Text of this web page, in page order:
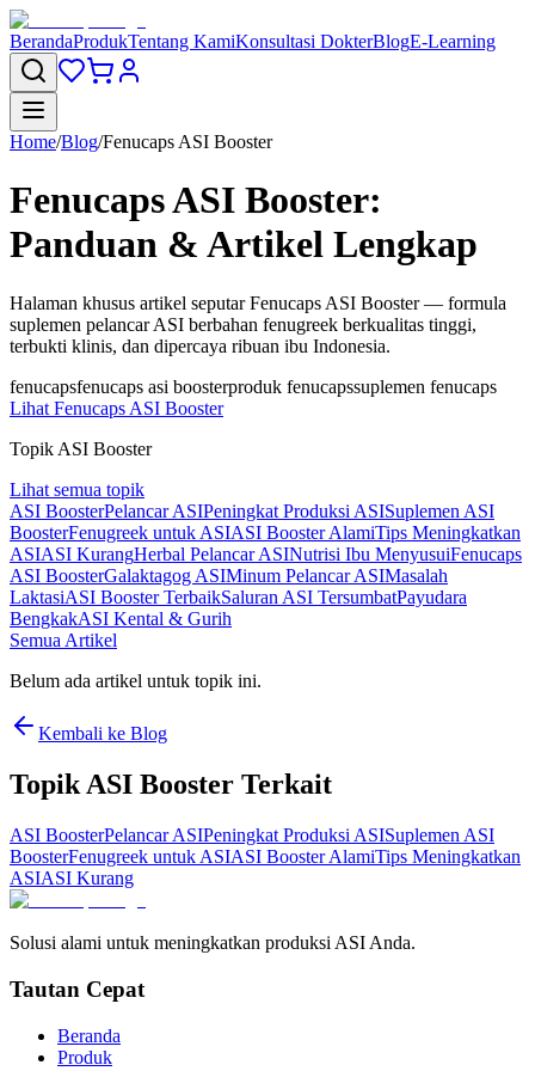
BerandaProdukTentang KamiKonsultasi DokterBlogE-Learning
Home/Blog/Fenucaps ASI Booster
Fenucaps ASI Booster:
Panduan & Artikel Lengkap
Halaman khusus artikel seputar Fenucaps ASI Booster — formula
suplemen pelancar ASI berbahan fenugreek berkualitas tinggi,
terbukti klinis, dan dipercaya ribuan ibu Indonesia.
fenucapsfenucaps asi boosterproduk fenucapssuplemen fenucaps
Lihat Fenucaps ASI Booster
Topik ASI Booster
Lihat semua topik
ASI BoosterPelancar ASIPeningkat Produksi ASISuplemen ASI
BoosterFenugreek untuk ASIASI Booster AlamiTips Meningkatkan
ASIASI KurangHerbal Pelancar ASINutrisi Ibu MenyusuiFenucaps
ASI BoosterGalaktagog ASIMinum Pelancar ASIMasalah
LaktasiASI Booster TerbaikSaluran ASI TersumbatPayudara
BengkakASI Kental & Gurih
Semua Artikel
Belum ada artikel untuk topik ini.
Kembali ke Blog
Topik ASI Booster Terkait
ASI BoosterPelancar ASIPeningkat Produksi ASISuplemen ASI
BoosterFenugreek untuk ASIASI Booster AlamiTips Meningkatkan
ASIASI Kurang
Solusi alami untuk meningkatkan produksi ASI Anda.
Tautan Cepat
Beranda
Produk